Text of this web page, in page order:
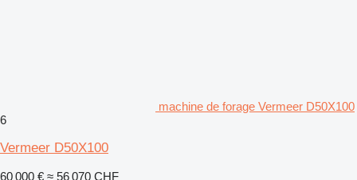
machine de forage Vermeer D50X100
6
Vermeer D50X100
60 000 € ≈ 56 070 CHF